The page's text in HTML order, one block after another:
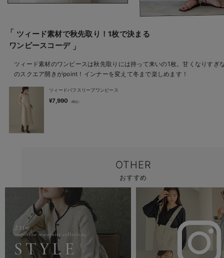
ツィード素材で秋先取り！1枚で決まる
ワンピースコーデ
ツィード素材のワンピースは秋先取りには持って来いの1枚。甘くなりすぎ
のスクエア開きがpoint！インナーを変えて冬まで楽しめます！
ツィードパフスリーブワンピース
¥7,990
OTHER
おすすめ